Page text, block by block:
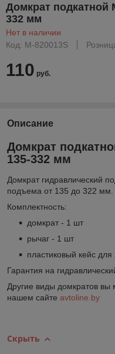
Домкрат подкатной
332 мм
Нет в наличии
Код: M-820013S
110 руб.
Описание
Домкрат
135-332 мм
Домкрат гидравлический
подъема от 135 до 322 мм.
Комплектность:
домкрат - 1 шт
рычаг - 1 шт
пластиковый кейс для
Гарантия на
Другие виды домкратов вы
нашем сайте avtoline.by
Скрыть